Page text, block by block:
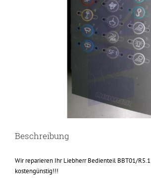
Beschreibung
Wir reparieren Ihr Liebherr Bedienteil BBT01/
kostengünstig!!!